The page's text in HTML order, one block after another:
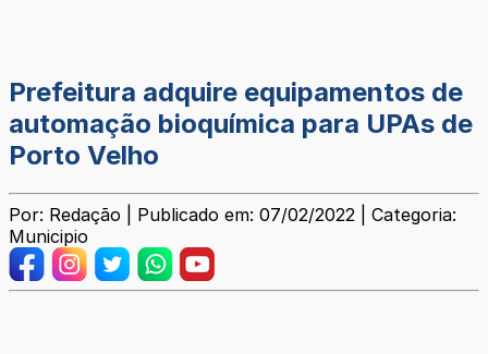
Prefeitura adquire equipamentos de
automação bioquímica para UPAs de
Porto Velho
Por: Redação | Publicado em: 07/02/2022 | Categoria:
Municipio